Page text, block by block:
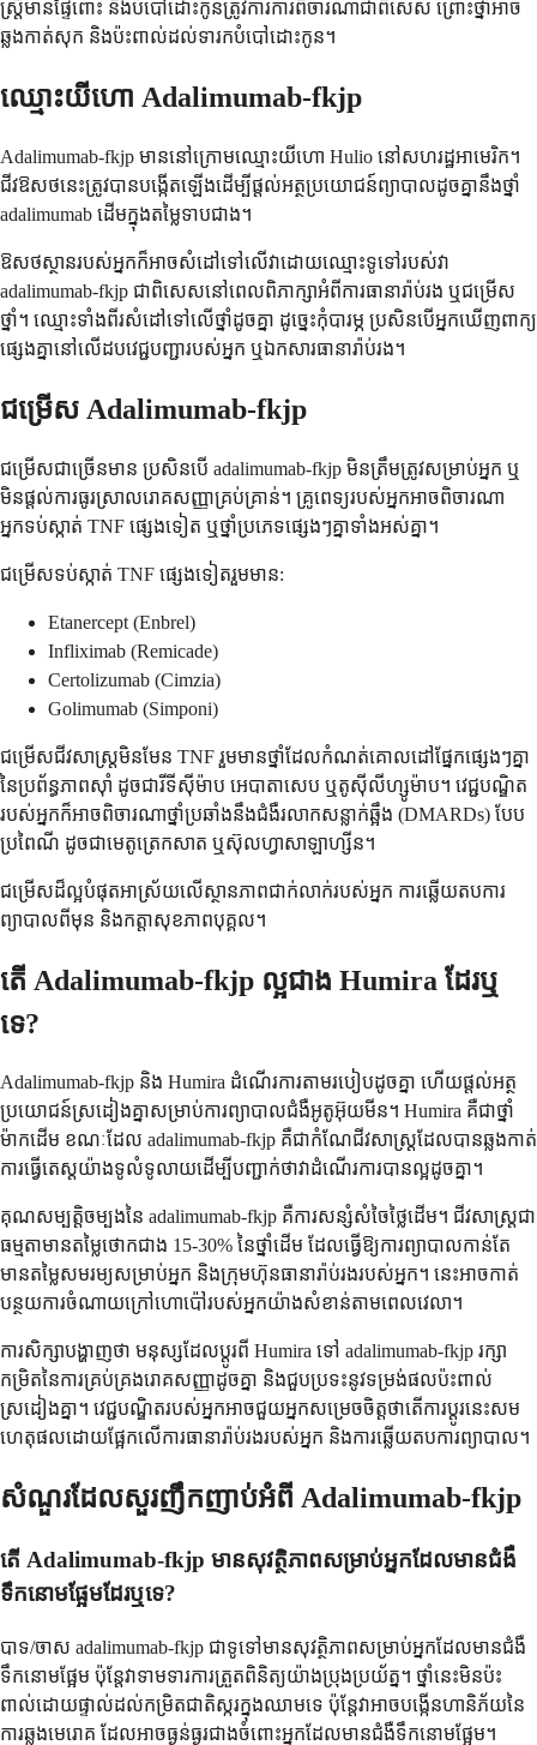
ស្ត្រីមានផ្ទៃពោះ និងបំបៅដោះកូនត្រូវការការពិចារណាជាពិសេស ព្រោះថ្នាំអាច
ឆ្លងកាត់សុក និងប៉ះពាល់ដល់ទារកបំបៅដោះកូន។
ឈ្មោះយីហោ Adalimumab-fkjp
Adalimumab-fkjp មាននៅក្រោមឈ្មោះយីហោ Hulio នៅសហរដ្ឋអាមេរិក។
ជីវឱសថនេះត្រូវបានបង្កើតឡើងដើម្បីផ្តល់អត្ថប្រយោជន៍ព្យាបាលដូចគ្នានឹងថ្នាំ
adalimumab ដើមក្នុងតម្លៃទាបជាង។
ឱសថស្ថានរបស់អ្នកក៏អាចសំដៅទៅលើវាដោយឈ្មោះទូទៅរបស់វា
adalimumab-fkjp ជាពិសេសនៅពេលពិភាក្សាអំពីការធានារ៉ាប់រង ឬជម្រើស
ថ្នាំ។ ឈ្មោះទាំងពីរសំដៅទៅលើថ្នាំដូចគ្នា ដូច្នេះកុំបារម្ភ ប្រសិនបើអ្នកឃើញពាក្យ
ផ្សេងគ្នានៅលើដបវេជ្ជបញ្ជារបស់អ្នក ឬឯកសារធានារ៉ាប់រង។
ជម្រើស Adalimumab-fkjp
ជម្រើសជាច្រើនមាន ប្រសិនបើ adalimumab-fkjp មិនត្រឹមត្រូវសម្រាប់អ្នក ឬ
មិនផ្តល់ការធូរស្រាលរោគសញ្ញាគ្រប់គ្រាន់។ គ្រូពេទ្យរបស់អ្នកអាចពិចារណា
អ្នកទប់ស្កាត់ TNF ផ្សេងទៀត ឬថ្នាំប្រភេទផ្សេងៗគ្នាទាំងអស់គ្នា។
ជម្រើសទប់ស្កាត់ TNF ផ្សេងទៀតរួមមាន:
Etanercept (Enbrel)
Infliximab (Remicade)
Certolizumab (Cimzia)
Golimumab (Simponi)
ជម្រើសជីវសាស្ត្រមិនមែន TNF រួមមានថ្នាំដែលកំណត់គោលដៅផ្នែកផ្សេងៗគ្នា
នៃប្រព័ន្ធភាពស៊ាំ ដូចជារីទីស៊ីម៉ាប អេបាតាសេប ឬតូស៊ីលីហ្សូម៉ាប។ វេជ្ជបណ្ឌិត
របស់អ្នកក៏អាចពិចារណាថ្នាំប្រឆាំងនឹងជំងឺរលាកសន្លាក់ឆ្អឹង (DMARDs) បែប
ប្រពៃណី ដូចជាមេតូត្រេកសាត ឬស៊ុលហ្វាសាឡាហ្សីន។
ជម្រើសដ៏ល្អបំផុតអាស្រ័យលើស្ថានភាពជាក់លាក់របស់អ្នក ការឆ្លើយតបការ
ព្យាបាលពីមុន និងកត្តាសុខភាពបុគ្គល។
តើ Adalimumab-fkjp ល្អជាង Humira ដែរឬ
ទេ?
Adalimumab-fkjp និង Humira ដំណើរការតាមរបៀបដូចគ្នា ហើយផ្តល់អត្ថ
ប្រយោជន៍ស្រដៀងគ្នាសម្រាប់ការព្យាបាលជំងឺអូតូអ៊ុយមីន។ Humira គឺជាថ្នាំ
ម៉ាកដើម ខណៈដែល adalimumab-fkjp គឺជាកំណែជីវសាស្ត្រដែលបានឆ្លងកាត់
ការធ្វើតេស្តយ៉ាងទូលំទូលាយដើម្បីបញ្ជាក់ថាវាដំណើរការបានល្អដូចគ្នា។
គុណសម្បត្តិចម្បងនៃ adalimumab-fkjp គឺការសន្សំសំចៃថ្លៃដើម។ ជីវសាស្ត្រជា
ធម្មតាមានតម្លៃថោកជាង 15-30% នៃថ្នាំដើម ដែលធ្វើឱ្យការព្យាបាលកាន់តែ
មានតម្លៃសមរម្យសម្រាប់អ្នក និងក្រុមហ៊ុនធានារ៉ាប់រងរបស់អ្នក។ នេះអាចកាត់
បន្ថយការចំណាយក្រៅហោប៉ៅរបស់អ្នកយ៉ាងសំខាន់តាមពេលវេលា។
ការសិក្សាបង្ហាញថា មនុស្សដែលប្តូរពី Humira ទៅ adalimumab-fkjp រក្សា
កម្រិតនៃការគ្រប់គ្រងរោគសញ្ញាដូចគ្នា និងជួបប្រទះនូវទម្រង់ផលប៉ះពាល់
ស្រដៀងគ្នា។ វេជ្ជបណ្ឌិតរបស់អ្នកអាចជួយអ្នកសម្រេចចិត្តថាតើការប្តូរនេះសម
ហេតុផលដោយផ្អែកលើការធានារ៉ាប់រងរបស់អ្នក និងការឆ្លើយតបការព្យាបាល។
សំណួរដែលសួរញឹកញាប់អំពី Adalimumab-fkjp
តើ Adalimumab-fkjp មានសុវត្ថិភាពសម្រាប់អ្នកដែលមានជំងឺ
ទឹកនោមផ្អែមដែរឬទេ?
បាទ/ចាស adalimumab-fkjp ជាទូទៅមានសុវត្ថិភាពសម្រាប់អ្នកដែលមានជំងឺ
ទឹកនោមផ្អែម ប៉ុន្តែវាទាមទារការត្រួតពិនិត្យយ៉ាងប្រុងប្រយ័ត្ន។ ថ្នាំនេះមិនប៉ះ
ពាល់ដោយផ្ទាល់ដល់កម្រិតជាតិស្ករក្នុងឈាមទេ ប៉ុន្តែវាអាចបង្កើនហានិភ័យនៃ
ការឆ្លងមេរោគ ដែលអាចធ្ងន់ធ្ងរជាងចំពោះអ្នកដែលមានជំងឺទឹកនោមផ្អែម។